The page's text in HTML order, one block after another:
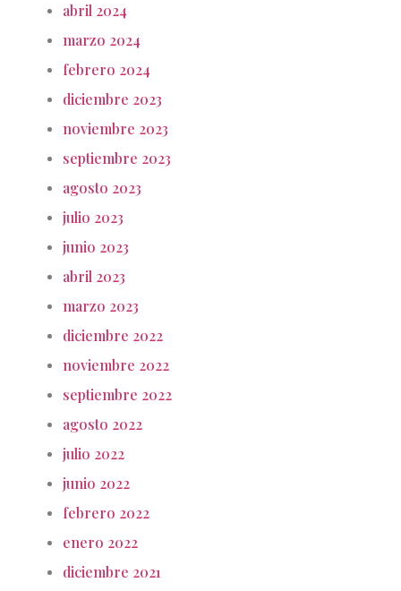
abril 2024
marzo 2024
febrero 2024
diciembre 2023
noviembre 2023
septiembre 2023
agosto 2023
julio 2023
junio 2023
abril 2023
marzo 2023
diciembre 2022
noviembre 2022
septiembre 2022
agosto 2022
julio 2022
junio 2022
febrero 2022
enero 2022
diciembre 2021